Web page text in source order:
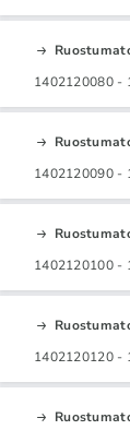
1402120080 -
1402120090 -
1402120100 -
1402120120 -